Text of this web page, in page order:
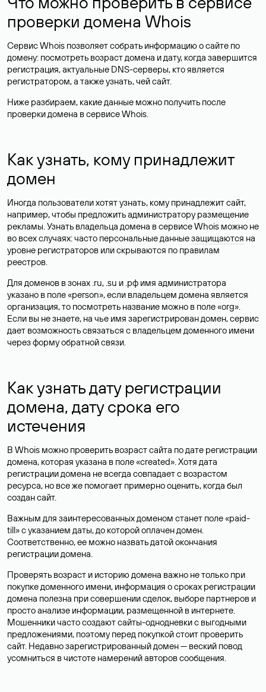
проверки домена Whois
Сервис Whois позволяет собрать информацию о сайте по
домену: посмотреть возраст домена и дату, когда завершится
регистрация, актуальные DNS-серверы, кто является
регистратором, а также узнать, чей сайт.
Ниже разбираем, какие данные можно получить после
проверки домена в сервисе Whois.
Как узнать, кому принадлежит
домен
Иногда пользователи хотят узнать, кому принадлежит сайт,
например, чтобы предложить администратору размещение
рекламы. Узнать владельца домена в сервисе Whois можно не
во всех случаях: часто персональные данныезащищаются на
уровне регистраторов или скрываются по правилам
реестров.
Для доменов в зонах .ru, .su и .рф имя администратора
указано в поле «person», если владельцем домена является
организация, то посмотреть название можно в поле «org».
Если вы не знаете, на чье имя зарегистрирован домен, сервис
дает возможность связаться с владельцем доменного имени
через форму обратной связи.
Как узнать дату регистрации
домена, дату срока его
истечения
В Whois можно проверить возраст сайта по дате регистрации
домена, которая указана в поле «created». Хотя дата
регистрации домена не всегда совпадает с возрастом
ресурса, но все же помогает примерно оценить, когда был
создан сайт.
Важным для заинтересованных доменом станет поле «paid-
till» с указанием даты, до которой оплачен домен.
Соответственно, ее можно назвать датой окончания
регистрации домена.
Проверять возраст и историю домена важно не только при
покупке доменного имени, информация о сроках регистрации
домена полезна при совершении сделок, выборе партнеров и
просто анализе информации, размещенной в интернете.
Мошенники часто создают сайты-однодневки с выгодными
предложениями, поэтому перед покупкой стоит проверить
сайт. Недавно зарегистрированный домен — веский повод
усомниться в чистоте намерений авторов сообщения.